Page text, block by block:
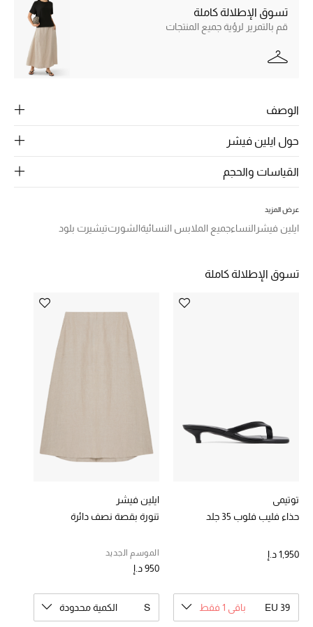
الجمال
المجوهرات
نسوقوا أحدث ما وصلنا
ركن أناقة المنتجعات
جميع إصدارتنا النسائية
تسوق الإطلالة كاملة
قم بالتمرير لرؤية جميع المنتجات
الوصف
حول ايلين فيشر
القياسات والحجم
عرض المزيد
ايلين فيشر النساءجميع الملابس النسائيةالشورتتيشيرت بلود
تسوق الإطلالة كاملة
توتيمي
حذاء فليب فلوب 35 جلد
1,950 د.إ
EU 39 باقي 1 فقط
ايلين فيشر
تنورة بقصة نصف دائرة
الموسم الجديد
950 د.إ
S الكمية محدودة